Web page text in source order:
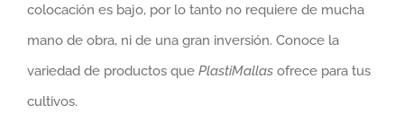
colocación es bajo, por lo tanto no requiere de mucha
mano de obra, ni de una gran inversión. Conoce la
variedad de productos que PlastiMallas ofrece para tus
cultivos.